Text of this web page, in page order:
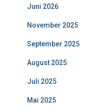
Juni 2026
November 2025
September 2025
August 2025
Juli 2025
Mai 2025